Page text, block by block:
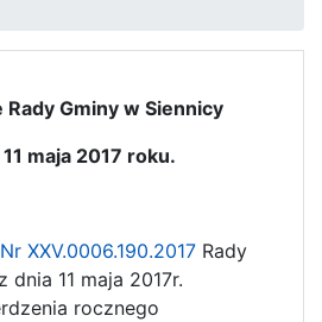
Rady Gminy w Siennicy
maja 2017 roku.
XXV.0006.190.2017 Rady
dnia 11 maja 2017r.
rocznego